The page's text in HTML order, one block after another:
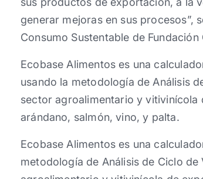
generar mejoras en sus procesos”,
Consumo Sustentable de Fundación
Ecobase Alimentos es una
usando la metodología de Análisis
sector agroalimentario y vitivinícola
arándano, salmón, vino, y palta.
Ecobase Alimentos es una
metodología de Análisis de Ciclo